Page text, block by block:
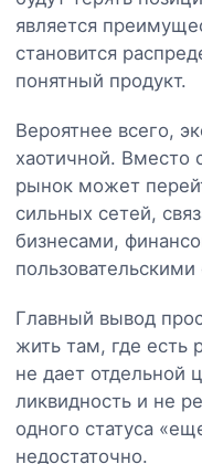
является
становится
понятный продукт.
Вероятнее всего,
хаотичной. Вместо
рынок может
сильных сетей,
бизнесами,
Главный вывод
жить там, где есть
не дает отдельной
ликвидность и не
одного статуса
недостаточно.